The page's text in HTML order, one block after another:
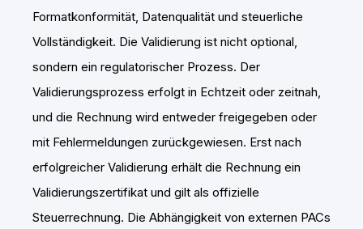
Formatkonformität, Datenqualität und steuerliche
Vollständigkeit. Die Validierung ist nicht optional,
sondern ein regulatorischer Prozess. Der
Validierungsprozess erfolgt in Echtzeit oder zeitnah,
und die Rechnung wird entweder freigegeben oder
mit Fehlermeldungen zurückgewiesen. Erst nach
erfolgreicher Validierung erhält die Rechnung ein
Validierungszertifikat und gilt als offizielle
Steuerrechnung. Die Abhängigkeit von externen PACs